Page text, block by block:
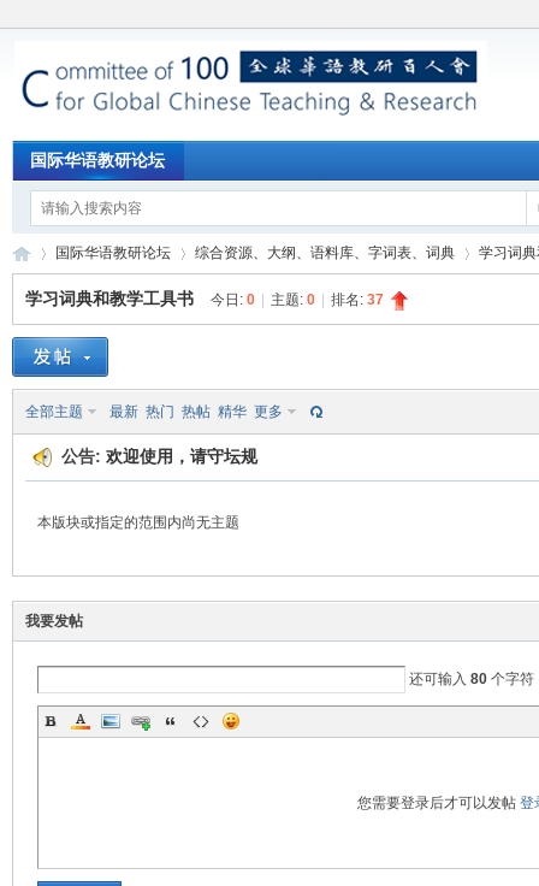
国际华语教研论坛
际
»
国际华语教研论坛 综合资源、大纲、语料库、字词表、词典 学习词
学习词典和教学工具书 今日: 0 主题: 0 排名: 37
全部主题 最新 热门 热帖 精华 更多
公告: 欢迎使用，请守坛规
本版块或指定的范围内尚无主题
我要发帖
还可输入 80个字符
您需要登录后才可以发帖 登